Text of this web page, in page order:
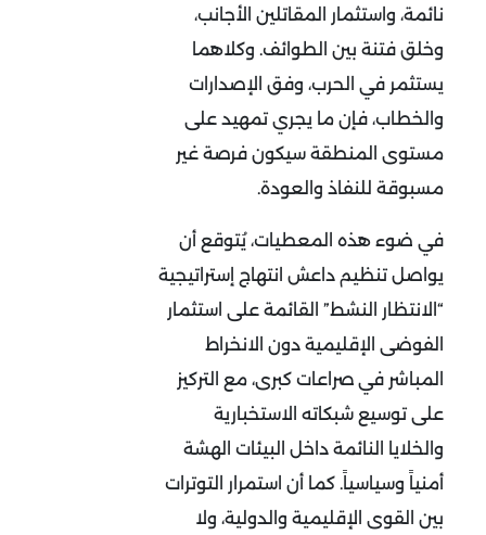
نائمة، واستثمار المقاتلين الأجانب،
وخلق فتنة بين الطوائف. وكلاهما
يستثمر في الحرب، وفق الإصدارات
والخطاب، فإن ما يجري تمهيد على
مستوى المنطقة سيكون فرصة غير
مسبوقة للنفاذ والعودة.
في ضوء هذه المعطيات، يُتوقع أن
يواصل تنظيم داعش انتهاج إستراتيجية
“الانتظار النشط” القائمة على استثمار
الفوضى الإقليمية دون الانخراط
المباشر في صراعات كبرى، مع التركيز
على توسيع شبكاته الاستخبارية
والخلايا النائمة داخل البيئات الهشة
أمنياً وسياسياً. كما أن استمرار التوترات
بين القوى الإقليمية والدولية، ولا